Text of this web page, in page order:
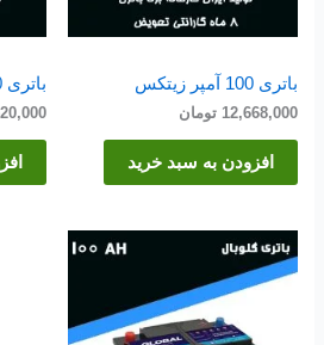
باتری 100 آمپر زیتکس
12,668,000 تومان
افزودن به سبد خرید
باتری 100 آمپر برنا